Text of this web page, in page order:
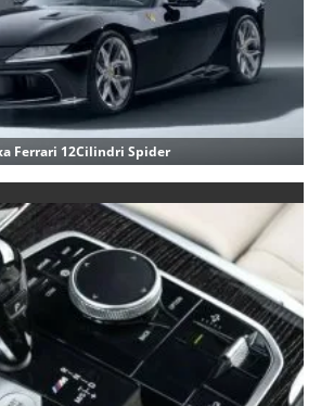
Ferrari 12Cilindri Spider